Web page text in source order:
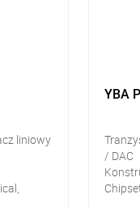
liniowy
YBA
/ DAC